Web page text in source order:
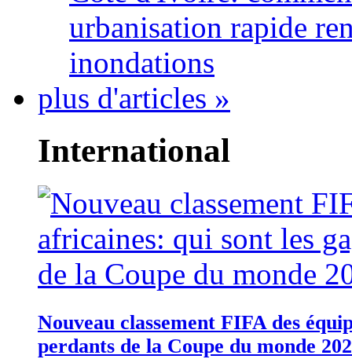
urbanisation rapide
inondations
plus d'articles »
International
Nouveau classement FIFA des
perdants de la Coupe du monde